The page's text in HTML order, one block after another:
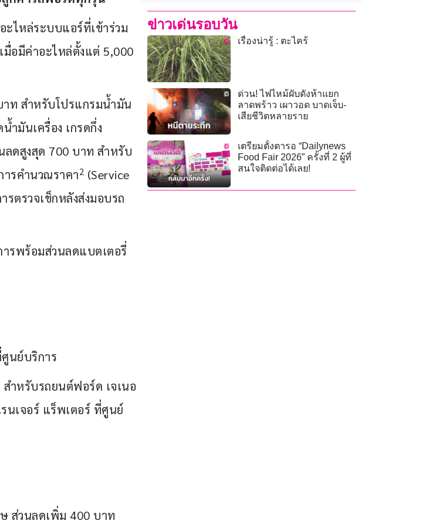
ะไหล่ระบบแอร์ที่เข้าร่วม
อมีค่าอะไหล่ตั้งแต่ 5,000
ท สำหรับโปรแกรมน้ำมัน
ำมันเครื่อง เกรดกึ่ง
ลดสูงสุด 700 บาท สำหรับ
ารคำนวณราคา2 (Service
ตรวจเช็กหลังส่งมอบรถ
รพร้อมส่วนลดแบตเตอรี่
นย์บริการ
ำหรับรถยนต์ฟอร์ด เจเนอ
นเจอร์ แร็พเตอร์ ที่ศูนย์
ส่วนลดเพิ่ม 400 บาท
ข่าวเด่นรอบวัน
เรื่องน่ารู้ : ตะไคร้
ด่วน! ไฟไหม้ผับดังห้าแยก
ลาดพร้าว เผาวอด บาดเจ็บ-
เสียชีวิตหลายราย
เตรียมตั้งตารอ “Dailynews
Food Fair 2026” ครั้งที่ 2 ผู้ที่
สนใจติดต่อได้เลย!